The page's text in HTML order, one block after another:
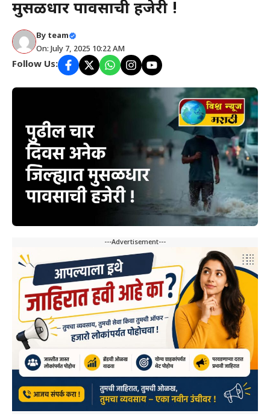
मुसळधार पावसाची हजेरी !
By team
On: July 7, 2025 10:22 AM
Follow Us:
---Advertisement---